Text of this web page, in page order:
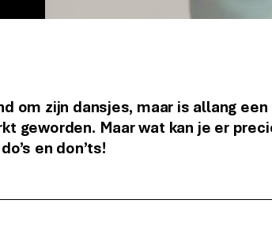
om zijn dansjes, maar is allang
geworden. Maar wat kan je er
en don’ts!